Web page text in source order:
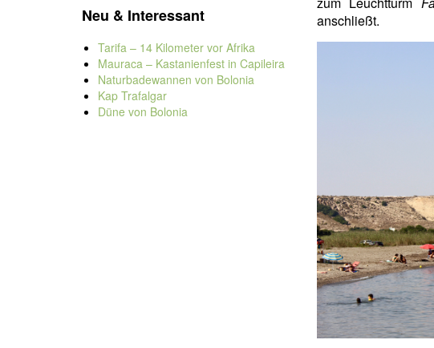
anschließt.
Neu & Interessant
Tarifa – 14 Kilometer vor Afrika
Mauraca – Kastanienfest in Capileira
Naturbadewannen von Bolonia
Kap Trafalgar
Düne von Bolonia